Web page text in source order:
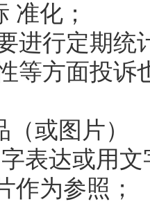
准化；
进行定期统
等方面投诉
或图片）
表达或用
作为参照；